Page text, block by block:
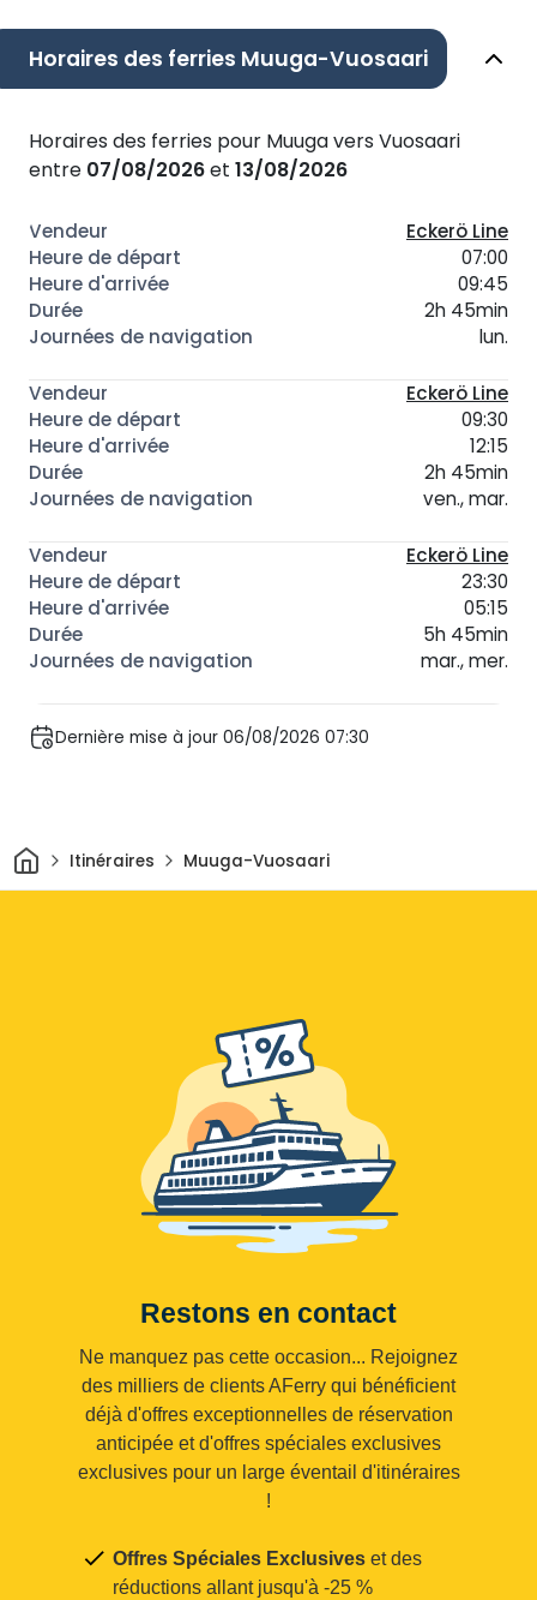
Horaires des ferries Muuga-Vuosaari
Horaires des ferries pour Muuga vers Vuosaari
entre 07/08/2026et 13/08/2026
Eckerö Line
07:00
09:45
2h 45min
lun.
Eckerö Line
09:30
12:15
2h 45min
ven., mar.
Eckerö Line
23:30
05:15
5h 45min
mar., mer.
Dernière mise à jour 06/08/2026 07:30
Maison
Itinéraires Muuga-Vuosaari
Restons en contact
Ne manquez pas cette occasion... Rejoignez
des milliers de clients AFerry qui bénéficient
déjà d'offres exceptionnelles de réservation
anticipée et d'offres spéciales exclusives
exclusives pour un large éventail d'itinéraires
!
Offres Spéciales Exclusives et des
réductions allant jusqu'à -25 %